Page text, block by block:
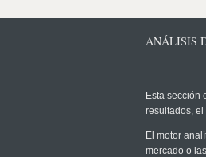
ANÁLISIS
Esta sección
resultados,
El motor
mercado o